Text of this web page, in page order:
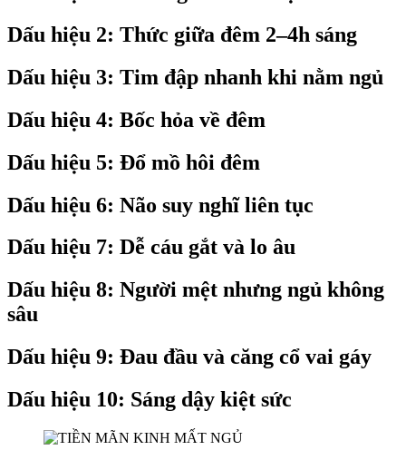
Dấu hiệu 2: Thức giữa đêm 2–4h sáng
Dấu hiệu 3: Tim đập nhanh khi nằm ngủ
Dấu hiệu 4: Bốc hỏa về đêm
Dấu hiệu 5: Đổ mồ hôi đêm
Dấu hiệu 6: Não suy nghĩ liên tục
Dấu hiệu 7: Dễ cáu gắt và lo âu
Dấu hiệu 8: Người mệt nhưng ngủ không
sâu
Dấu hiệu 9: Đau đầu và căng cổ vai gáy
Dấu hiệu 10: Sáng dậy kiệt sức